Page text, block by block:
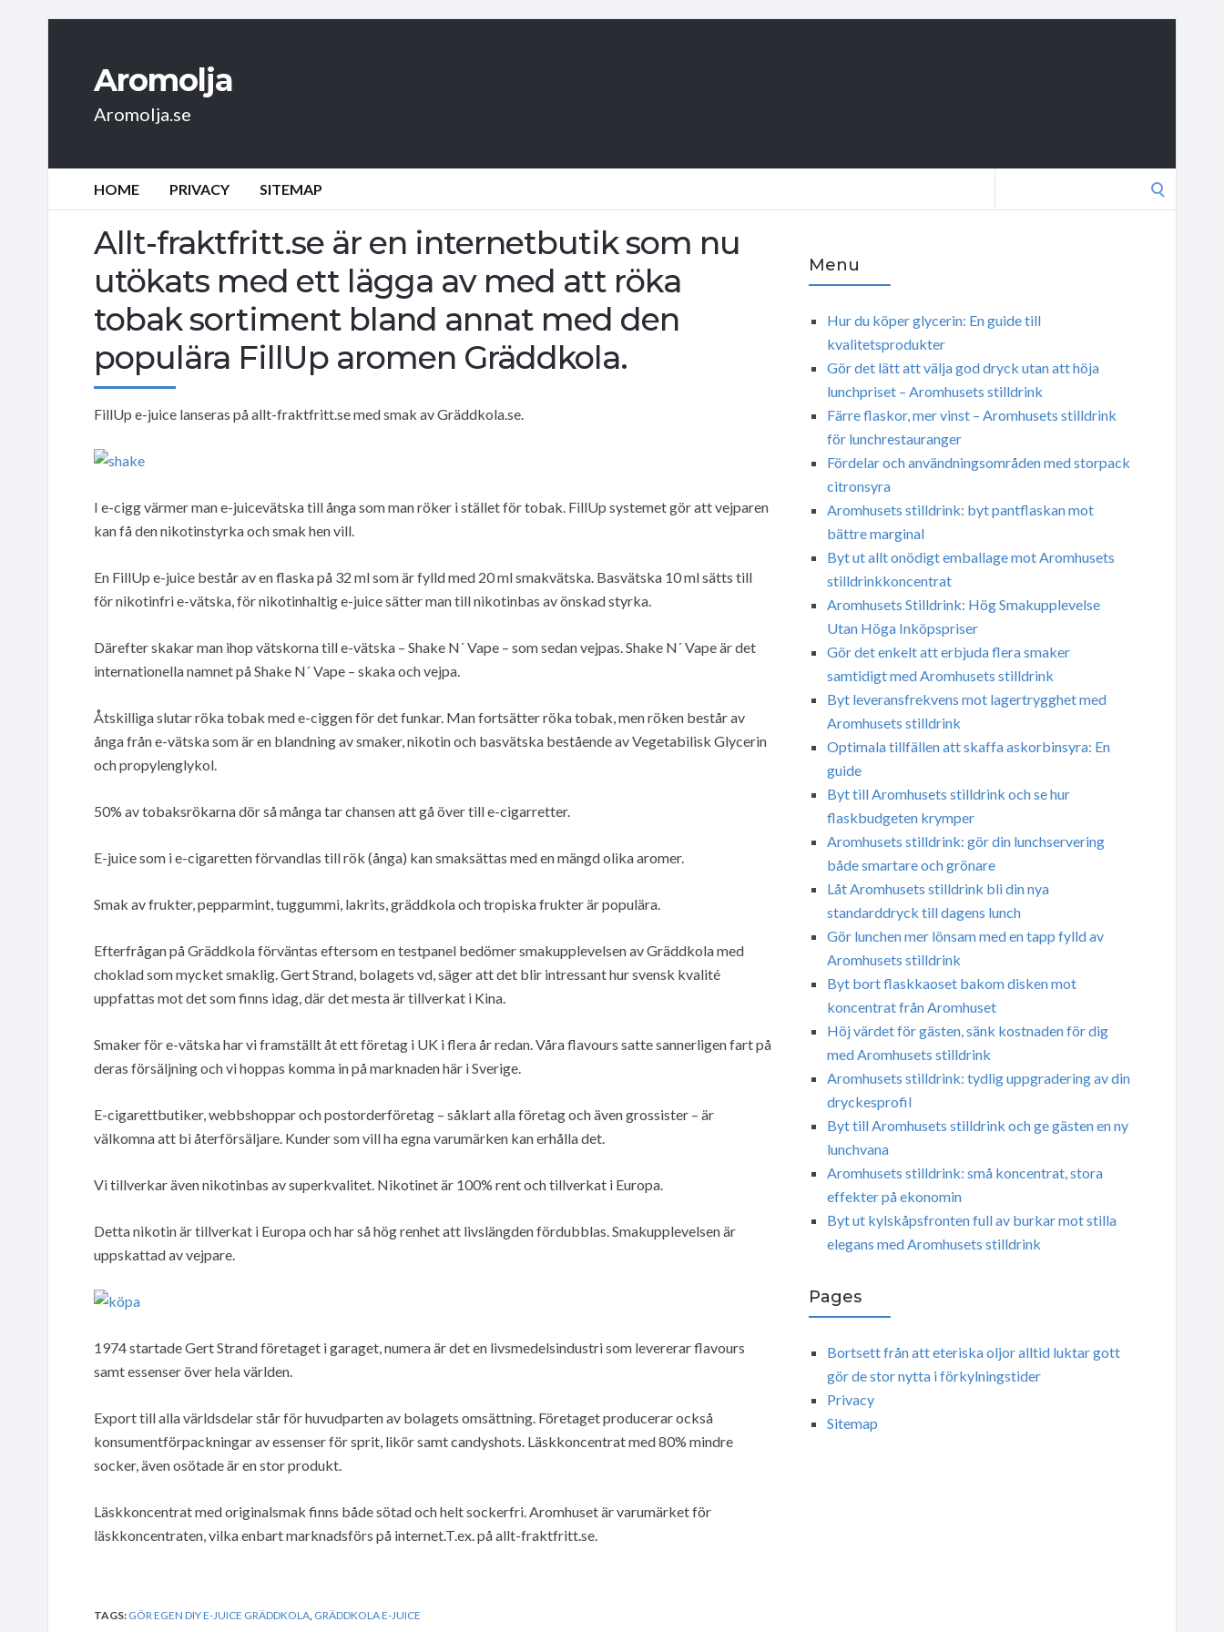
Aromolja
Aromolja.se
HOME PRIVACY SITEMAP
Allt-fraktfritt.se är en internetbutik som nu
utökats med ett lägga av med att röka
tobak sortiment bland annat med den
populära FillUp aromen Gräddkola.
FillUp e-juice lanseras på allt-fraktfritt.se med smak av Gräddkola.se.
I e-cigg värmer man e-juicevätska till ånga som man röker i stället för tobak. FillUp systemet gör att vejparen
kan få den nikotinstyrka och smak hen vill.
En FillUp e-juice består av en flaska på 32 ml som är fylld med 20 ml smakvätska. Basvätska 10 ml sätts till
för nikotinfri e-vätska, för nikotinhaltig e-juice sätter man till nikotinbas av önskad styrka.
Därefter skakar man ihop vätskorna till e-vätska – Shake N´ Vape – som sedan vejpas. Shake N´ Vape är det
internationella namnet på Shake N´ Vape – skaka och vejpa.
Åtskilliga slutar röka tobak med e-ciggen för det funkar. Man fortsätter röka tobak, men röken består av
ånga från e-vätska som är en blandning av smaker, nikotin och basvätska bestående av Vegetabilisk Glycerin
och propylenglykol.
50% av tobaksrökarna dör så många tar chansen att gå över till e-cigarretter.
E-juice som i e-cigaretten förvandlas till rök (ånga) kan smaksättas med en mängd olika aromer.
Smak av frukter, pepparmint, tuggummi, lakrits, gräddkola och tropiska frukter är populära.
Efterfrågan på Gräddkola förväntas eftersom en testpanel bedömer smakupplevelsen av Gräddkola med
choklad som mycket smaklig. Gert Strand, bolagets vd, säger att det blir intressant hur svensk kvalité
uppfattas mot det som finns idag, där det mesta är tillverkat i Kina.
Smaker för e-vätska har vi framställt åt ett företag i UK i flera år redan. Våra flavours satte sannerligen fart på
deras försäljning och vi hoppas komma in på marknaden här i Sverige.
E-cigarettbutiker, webbshoppar och postorderföretag – såklart alla företag och även grossister – är
välkomna att bi återförsäljare. Kunder som vill ha egna varumärken kan erhålla det.
Vi tillverkar även nikotinbas av superkvalitet. Nikotinet är 100% rent och tillverkat i Europa.
Detta nikotin är tillverkat i Europa och har så hög renhet att livslängden fördubblas. Smakupplevelsen är
uppskattad av vejpare.
1974 startade Gert Strand företaget i garaget, numera är det en livsmedelsindustri som levererar flavours
samt essenser över hela världen.
Export till alla världsdelar står för huvudparten av bolagets omsättning. Företaget producerar också
konsumentförpackningar av essenser för sprit, likör samt candyshots. Läskkoncentrat med 80% mindre
socker, även osötade är en stor produkt.
Läskkoncentrat med originalsmak finns både sötad och helt sockerfri. Aromhuset är varumärket för
läskkoncentraten, vilka enbart marknadsförs på internet.T.ex. på allt-fraktfritt.se.
TAGS: GÖR EGEN DIY E-JUICE GRÄDDKOLA GRÄDDKOLA E-JUICE
Menu
Hur du köper glycerin: En guide till
kvalitetsprodukter
Gör det lätt att välja god dryck utan att höja
lunchpriset – Aromhusets stilldrink
Färre flaskor, mer vinst – Aromhusets stilldrink
för lunchrestauranger
Fördelar och användningsområden med storpack
citronsyra
Aromhusets stilldrink: byt pantflaskan mot
bättre marginal
Byt ut allt onödigt emballage mot Aromhusets
stilldrinkkoncentrat
Aromhusets Stilldrink: Hög Smakupplevelse
Utan Höga Inköpspriser
Gör det enkelt att erbjuda flera smaker
samtidigt med Aromhusets stilldrink
Byt leveransfrekvens mot lagertrygghet med
Aromhusets stilldrink
Optimala tillfällen att skaffa askorbinsyra: En
guide
Byt till Aromhusets stilldrink och se hur
flaskbudgeten krymper
Aromhusets stilldrink: gör din lunchservering
både smartare och grönare
Låt Aromhusets stilldrink bli din nya
standarddryck till dagens lunch
Gör lunchen mer lönsam med en tapp fylld av
Aromhusets stilldrink
Byt bort flaskkaoset bakom disken mot
koncentrat från Aromhuset
Höj värdet för gästen, sänk kostnaden för dig
med Aromhusets stilldrink
Aromhusets stilldrink: tydlig uppgradering av din
dryckesprofil
Byt till Aromhusets stilldrink och ge gästen en ny
lunchvana
Aromhusets stilldrink: små koncentrat, stora
effekter på ekonomin
Byt ut kylskåpsfronten full av burkar mot stilla
elegans med Aromhusets stilldrink
Pages
Bortsett från att eteriska oljor alltid luktar gott
gör de stor nytta i förkylningstider
Privacy
Sitemap